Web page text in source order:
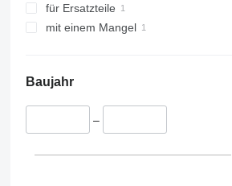
340
345
365
374
8052
8060
G-Series
JS
für Ersatzteile
mit einem Mangel
Baujahr
–